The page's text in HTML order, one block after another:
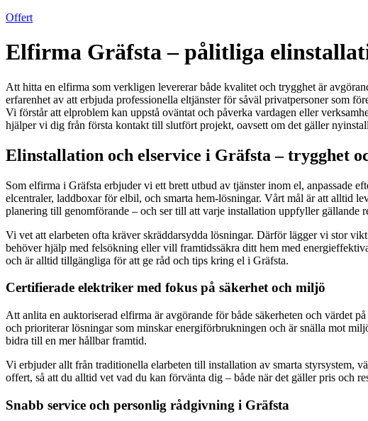
Offert
Elfirma Gräfsta – pålitliga
Att hitta en elfirma som verkligen levererar både kvalitet och trygghet är
erfarenhet av att erbjuda professionella eltjänster för såväl privatpersoner som
Vi förstår att elproblem kan uppstå oväntat och påverka vardagen eller
hjälper vi dig från första kontakt till slutfört projekt, oavsett om det gäller
Elinstallation och elservice i Gräfsta – trygghet
Som elfirma i Gräfsta erbjuder vi ett brett utbud av tjänster inom el, anpassade
elcentraler, laddboxar för elbil, och smarta hem-lösningar. Vårt mål är att alltid
planering till genomförande – och ser till att varje installation uppfyller gällande
Vi vet att elarbeten ofta kräver skräddarsydda lösningar. Därför lägger vi stor
behöver hjälp med felsökning eller vill framtidssäkra ditt hem med
och är alltid tillgängliga för att ge råd och tips kring el i Gräfsta.
Certifierade elektriker med fokus på säkerhet och miljö
Att anlita en auktoriserad elfirma är avgörande för både säkerheten och värdet
och prioriterar lösningar som minskar energiförbrukningen och är snälla mot
bidra till en mer hållbar framtid.
Vi erbjuder allt från traditionella elarbeten till installation av smarta styrsystem,
offert, så att du alltid vet vad du kan förvänta dig – både när det gäller pris och
Snabb service och personlig rådgivning i Gräfsta